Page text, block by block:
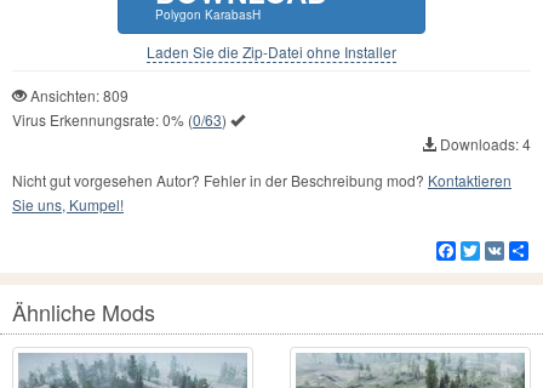
Polygon KarabasH
Laden Sie die Zip-Datei ohne Installer
Ansichten: 809
Virus Erkennungsrate:0% (0/63)
Downloads: 4
Nicht gut vorgesehen Autor? Fehler in der Beschreibung mod? Kontaktieren
Sie uns, Kumpel!
Facebook
Twitter
VK
Ähnliche Mods